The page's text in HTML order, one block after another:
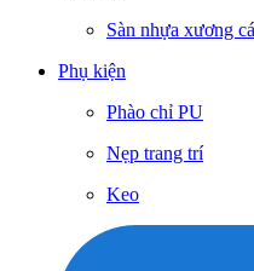
Sàn nhựa xương cá
Phụ kiện
Phào chỉ PU
Nẹp trang trí
Keo